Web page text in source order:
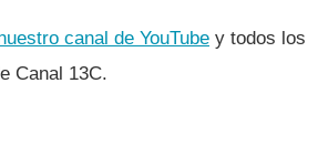
canal de YouTube y todos los
Canal 13C.